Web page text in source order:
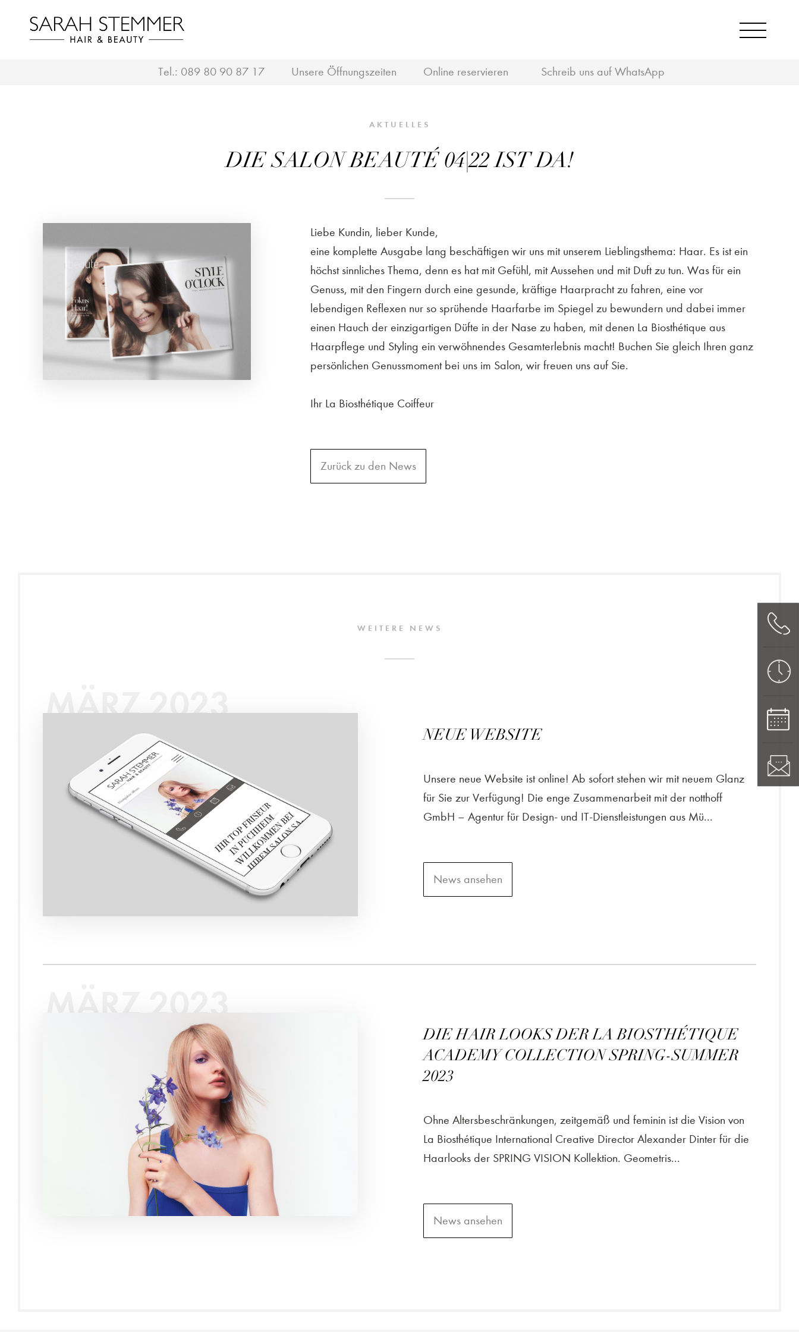
Tel.: 089 80 90 87 17 Unsere Öffnungszeiten Online reservieren Schreib uns auf WhatsApp
AKTUELLES
DIE SALON BEAUTÉ 04|22 IST DA!
Liebe Kundin, lieber Kunde,
eine komplette Ausgabe lang beschäftigen wir uns mit unserem Lieblingsthema: Haar. Es ist ein
höchst sinnliches Thema, denn es hat mit Gefühl, mit Aussehen und mit Duft zu tun. Was für ein
Genuss, mit den Fingern durch eine gesunde, kräftige Haarpracht zu fahren, eine vor
lebendigen Reflexen nur so sprühende Haarfarbe im Spiegel zu bewundern und dabei immer
einen Hauch der einzigartigen Düfte in der Nase zu haben, mit denen La Biosthétique aus
Haarpflege und Styling ein verwöhnendes Gesamterlebnis macht! Buchen Sie gleich Ihren ganz
persönlichen Genussmoment bei uns im Salon, wir freuen uns auf Sie.
Ihr La Biosthétique Coiffeur
Zurück zu den News
WEITERE NEWS
MÄRZ 2023
NEUE WEBSITE
Unsere neue Website ist online! Ab sofort stehen wir mit neuem Glanz
für Sie zur Verfügung! Die enge Zusammenarbeit mit der notthoff
GmbH – Agentur für Design- und IT-Dienstleistungen aus Mü...
News ansehen
MÄRZ 2023
DIE HAIR LOOKS DER LA BIOSTHÉTIQUE
ACADEMY COLLECTION SPRING-SUMMER
2023
Ohne Altersbeschränkungen, zeitgemäß und feminin ist die Vision von
La Biosthétique International Creative Director Alexander Dinter für die
Haarlooks der SPRING VISION Kollektion. Geometris...
News ansehen